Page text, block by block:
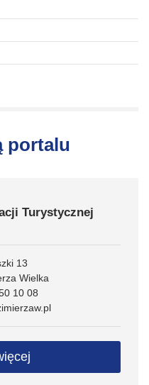
portalu
Turystycznej
13
Wielka
10 08